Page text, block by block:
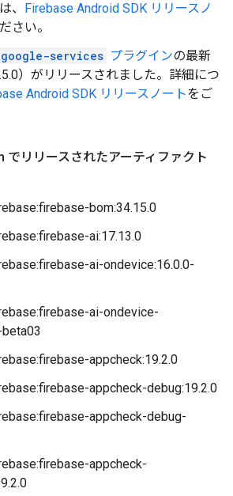
、 Firebase Android SDK リリースノ
さい。
google-services プラグインの最新
）がリリースされました。詳細につ
Android SDK リリースノートをご
でリリースされたアーティファクト
bom:34.15.0
ai:17.13.0
ai-ondevice:16.0.0-
ai-ondevice-
appcheck:19.2.0
appcheck-debug:19.2.0
appcheck-debug-
appcheck-